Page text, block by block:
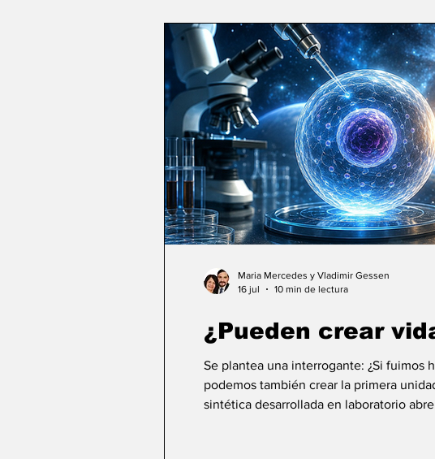
¿Pueden crear
Se plantea una interrogante: ¿Si fuimos
podemos también crear la primera
sintética desarrollada en laboratorio
Maria Mercedes y Vladimir Gessen
16 jul
10 min de lectura